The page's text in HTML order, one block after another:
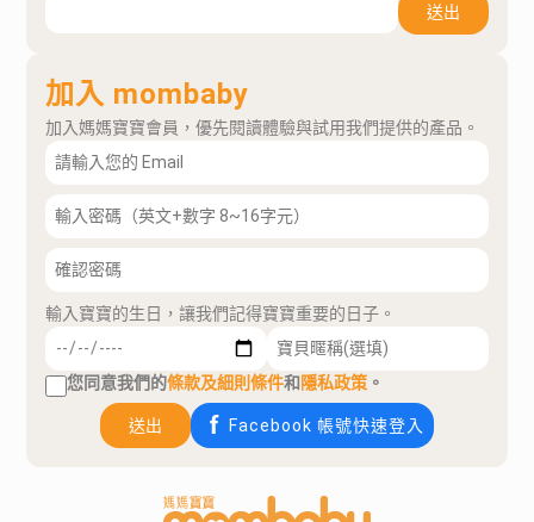
送出
加入 mombaby
加入媽媽寶寶會員，優先閱讀體驗與試用我們提供的產品。
輸入寶寶的生日，讓我們記得寶寶重要的日子。
您同意我們的條款及細則條件和隱私政策 。
送出 Facebook 帳號快速登入